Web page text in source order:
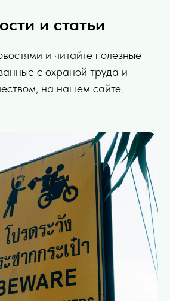
и статьи
и читайте полезные
с охраной труда и
на нашем сайте.